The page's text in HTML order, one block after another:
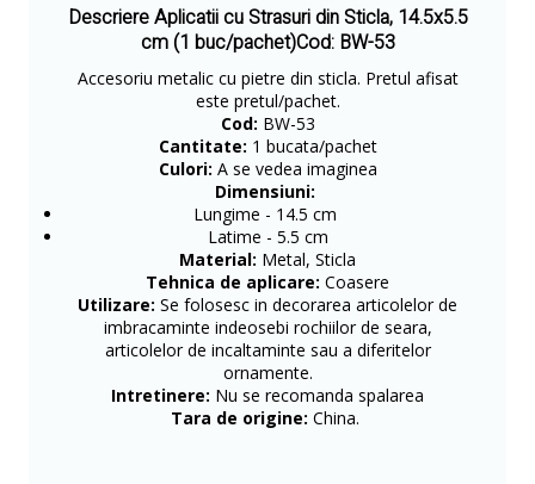
Descriere Aplicatii cu Strasuri din Sticla, 14.5x5.5
cm (1 buc/pachet)Cod: BW-53
Accesoriu metalic cu pietre din sticla. Pretul afisat
este pretul/pachet.
Cod: BW-53
Cantitate: 1 bucata/pachet
Culori: A se vedea imaginea
Dimensiuni:
Lungime - 14.5 cm
Latime - 5.5 cm
Material: Metal, Sticla
Tehnica de aplicare: Coasere
Utilizare: Se folosesc in decorarea articolelor de
imbracaminte indeosebi rochiilor de seara,
articolelor de incaltaminte sau a diferitelor
ornamente.
Intretinere: Nu se recomanda spalarea
Tara de origine: China.